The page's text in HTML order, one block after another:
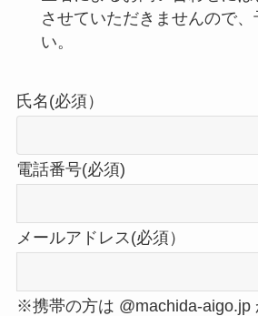
させていただきませんので、
い。
氏名(必須）
電話番号(必須)
メールアドレス(必須）
※携帯の方は @machida-aigo.jp